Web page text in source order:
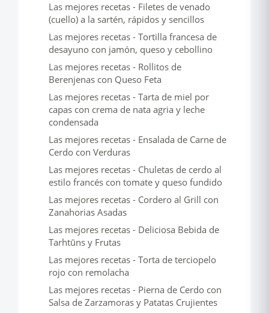
Las mejores recetas - Filetes de venado
(cuello) a la sartén, rápidos y sencillos
Las mejores recetas - Tortilla francesa de
desayuno con jamón, queso y cebollino
Las mejores recetas - Rollitos de
Berenjenas con Queso Feta
Las mejores recetas - Tarta de miel por
capas con crema de nata agria y leche
condensada
Las mejores recetas - Ensalada de Carne de
Cerdo con Verduras
Las mejores recetas - Chuletas de cerdo al
estilo francés con tomate y queso fundido
Las mejores recetas - Cordero al Grill con
Zanahorias Asadas
Las mejores recetas - Deliciosa Bebida de
Tarhtūns y Frutas
Las mejores recetas - Torta de terciopelo
rojo con remolacha
Las mejores recetas - Pierna de Cerdo con
Salsa de Zarzamoras y Patatas Crujientes